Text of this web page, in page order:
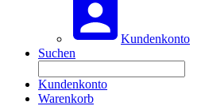
Kundenkonto
Suchen
Kundenkonto
Warenkorb